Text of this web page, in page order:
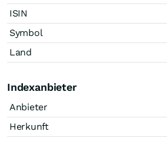
ISIN
Symbol
Land
Indexanbieter
Anbieter
Herkunft